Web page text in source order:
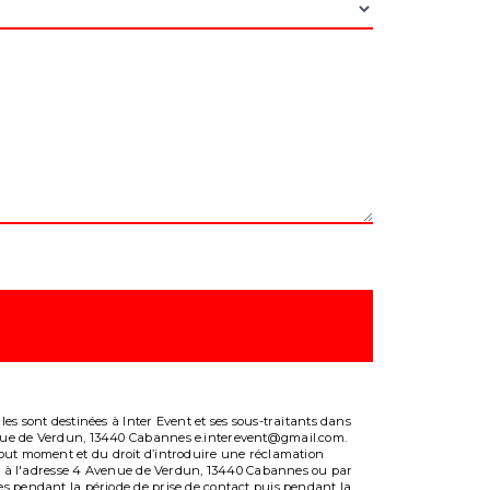
sont destinées à Inter Event et ses sous-traitants dans
de Verdun, 13440 Cabannes e.interevent@gmail.com.
moment et du droit d’introduire une réclamation
l'adresse 4 Avenue de Verdun, 13440 Cabannes ou par
pendant la période de prise de contact puis pendant la